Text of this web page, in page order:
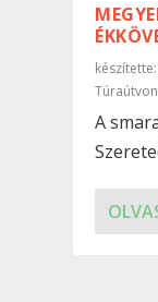
készítette:
A